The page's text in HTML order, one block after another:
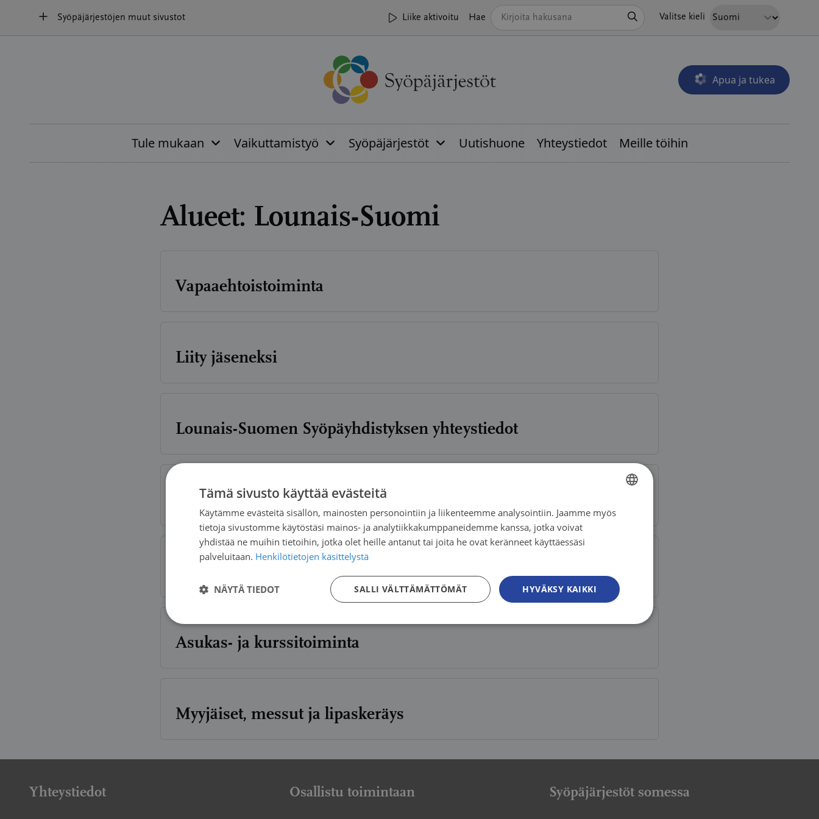
sisältöön
Syöpäjärjestöjen muut sivustot Liike aktivoitu Hae Valitse kieli
Apua ja tukea
Avautuu uudessa
Tule mukaan Vaikuttamistyö Syöpäjärjestöt Uutishuone Yhteystiedot Meille töihin
Alueet: Lounais-Suomi
Vapaaehtoistoiminta
Liity jäseneksi
Lounais-Suomen Syöpäyhdistyksen yhteystiedot
Lahjoitukset ja keräykset
Vertais- ja läheistukihenkilö
Asukas- ja kurssitoiminta
Myyjäiset, messut ja lipaskeräys
Yhteystiedot Osallistu toimintaan Syöpäjärjestöt somessa
FINNISH
Tämä sivusto käyttää evästeitä
Käytämme evästeitä sisällön, mainosten personointiin ja liikenteemme analysointiin. Jaamme myös
tietoja sivustomme käytöstäsi mainos- ja analytiikkakumppaneidemme kanssa, jotka voivat
yhdistää ne muihin tietoihin, jotka olet heille antanut tai joita he ovat keränneet käyttäessäsi
palveluitaan. Henkilötietojen käsittelystä
HYVÄKSY KAIKKI
SALLI VÄLTTÄMÄTTÖMÄT
NÄYTÄ TIEDOT